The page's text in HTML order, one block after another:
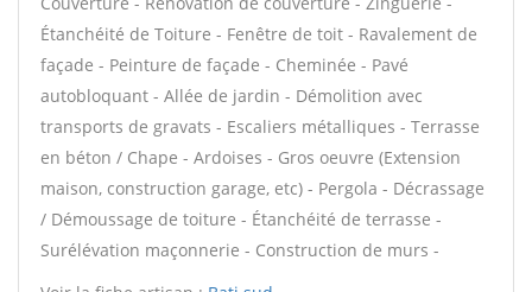
Étanchéité de Toiture - Fenêtre de toit - Ravalement de
façade - Peinture de façade - Cheminée - Pavé
autobloquant - Allée de jardin - Démolition avec
transports de gravats - Escaliers métalliques - Terrasse
en béton / Chape - Ardoises - Gros oeuvre (Extension
maison, construction garage, etc) - Pergola - Décrassage
/ Démoussage de toiture - Étanchéité de terrasse -
Surélévation maçonnerie - Construction de murs -